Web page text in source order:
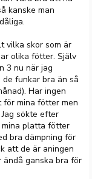
kanske man
vilka skor som är
olika fötter. Själv
3 nu när jag
funkar bra än så
Har ingen
för mina fötter men
sökte efter
mina platta fötter
bra dämpning för
att de är aningen
ganska bra för